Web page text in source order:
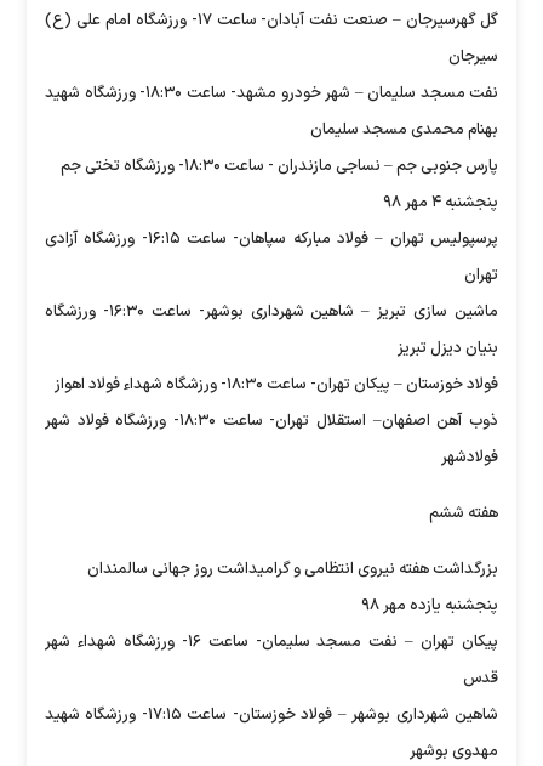
گل گهرسیرجان – صنعت نفت آبادان- ساعت ۱۷- ورزشگاه امام علی (ع)
سیرجان
نفت مسجد سلیمان – شهر خودرو مشهد- ساعت ۱۸:۳۰- ورزشگاه شهید
بهنام محمدی مسجد سلیمان
پارس جنوبی جم – نساجی مازندران - ساعت ۱۸:۳۰- ورزشگاه تختی جم
پنجشنبه ۴ مهر ۹۸
پرسپولیس تهران – فولاد مبارکه سپاهان- ساعت ۱۶:۱۵- ورزشگاه آزادی
تهران
ماشین سازی تبریز – شاهین شهرداری بوشهر- ساعت ۱۶:۳۰- ورزشگاه
بنیان دیزل تبریز
فولاد خوزستان – پیکان تهران- ساعت ۱۸:۳۰- ورزشگاه شهداء فولاد اهواز
ذوب آهن اصفهان– استقلال تهران- ساعت ۱۸:۳۰- ورزشگاه فولاد شهر
فولادشهر
هفته ششم
بزرگداشت هفته نیروی انتظامی و گرامیداشت روز جهانی سالمندان
پنجشنبه یازده مهر ۹۸
پیکان تهران – نفت مسجد سلیمان- ساعت ۱۶- ورزشگاه شهداء شهر
قدس
شاهین شهرداری بوشهر – فولاد خوزستان- ساعت ۱۷:۱۵- ورزشگاه شهید
مهدوی بوشهر